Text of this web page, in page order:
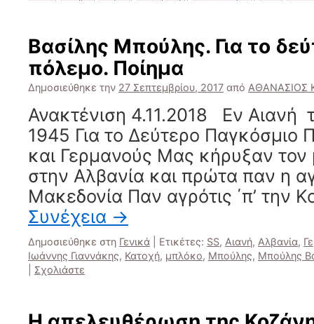
Βασίλης Μπούλης. Για το
πόλεμο. Ποίημα
Δημοσιεύθηκε την 27 Σεπτεμβρίου, 2017 από ΑΘΑΝΑΣΙΟΣ
Ανακτένιση 4.11.2018 Εν Αιανή
1945 Για το Δεύτερο Παγκόσμιο
και Γερμανούς Μας κήρυξαν τον
στην Αλβανία και πρώτα παν η
Μακεδονία Παν αγρότις ΄π’ την
Συνέχεια →
Δημοσιεύθηκε στη Γενικά Ετικέτες: SS, Αιανή, Αλβανία,
Ιωάννης Γιαννάκης, Κατοχή, μπλόκο, Μπούλης, Μπούλης
Σχολιάστε